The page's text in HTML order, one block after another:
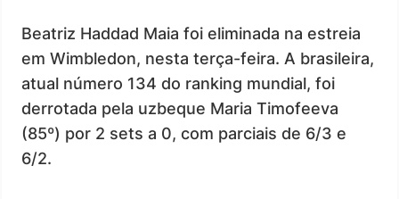
Beatriz Haddad Maia foi eliminada na estreia
em Wimbledon, nesta terça-feira. A brasileira,
atual número 134 do ranking mundial, foi
derrotada pela uzbeque Maria Timofeeva
(85º) por 2 sets a 0, com parciais de 6/3 e
6/2.